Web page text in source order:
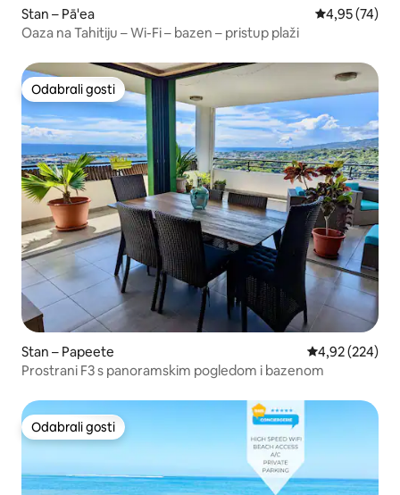
Stan – Pā'ea Prosječna
4,95 (74)
Oaza na Tahitiju – Wi-Fi – bazen – pristup plaži
Odabrali gosti
Odabrali gosti
Stan – Papeete Prosječna
4,92 (224)
Prostrani F3 s panoramskim pogledom i bazenom
Odabrali gosti
Odabrali gosti